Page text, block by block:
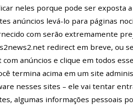
neles porque pode ser exposta
anúncios levá-lo para páginas
com serão extremamente
redirect em breve, ou
anúncios e clique em todos
termina acima em um site
nesses sites – ele vai tentar
algumas informações pessoais